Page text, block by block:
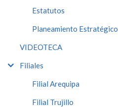
Estatutos
Planeamiento Estratégico
VIDEOTECA
Filiales
Filial Arequipa
Filial Trujillo